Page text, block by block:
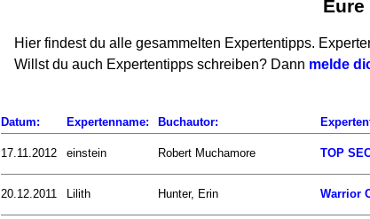
Hier findest du alle gesammelten Expertentipps.
Willst du auch Expertentipps schreiben? Dann melde
Datum: Expertenname: Buchautor:
17.11.2012 einstein Robert Muchamore TOP
20.12.2011 Lilith Hunter, Erin Warrior